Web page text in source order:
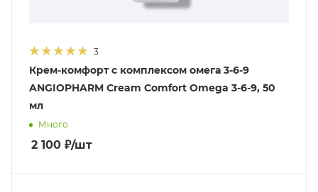
3
Крем-комфорт с комплексом омега 3-6-9
ANGIOPHARM Cream Comfort Omega 3-6-9, 50
мл
Много
2 100 ₽/шт